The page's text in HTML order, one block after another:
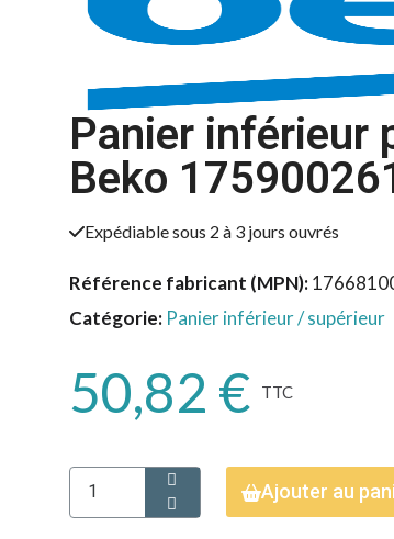
Panier inférieur
Beko
Expédiable sous 2 à 3 jours ouvrés
Référence fabricant (MPN)
Catégorie Panier inférieur / supérieur
50,82 € TTC
Ajouter au